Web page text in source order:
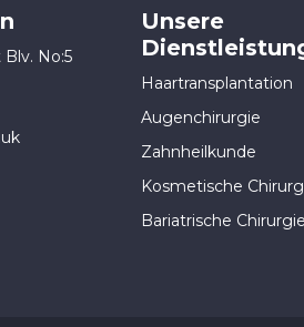
No:5
Unsere
Haartransplantation
Augenchirurgie
Zahnheilkunde
Kosmetische
Bariatrische Chirurgie